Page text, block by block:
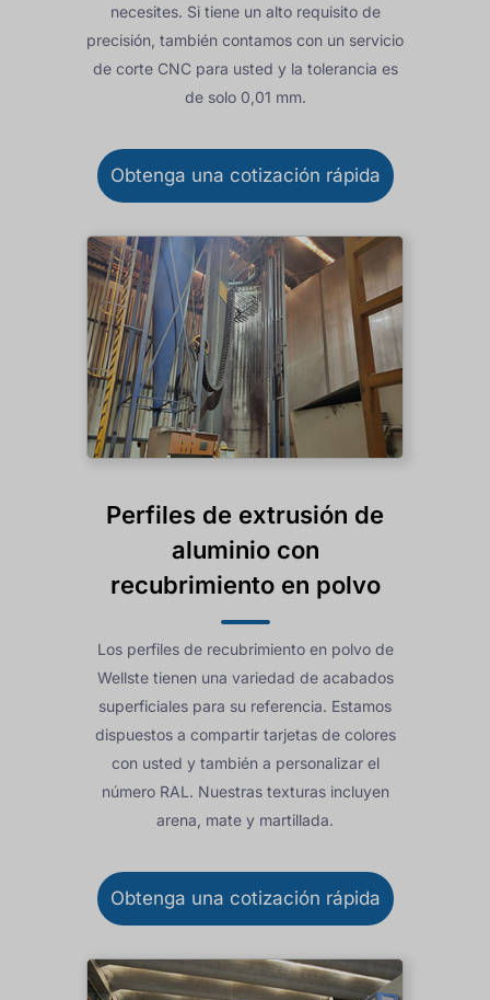
necesites. Si tiene un alto requisito de
precisión, también contamos con un servicio
de corte CNC para usted y la tolerancia es
de solo 0,01 mm.
Obtenga una cotización rápida
Perfiles de extrusión de
aluminio con
recubrimiento en polvo
Los perfiles de recubrimiento en polvo de
Wellste tienen una variedad de acabados
superficiales para su referencia. Estamos
dispuestos a compartir tarjetas de colores
con usted y también a personalizar el
número RAL. Nuestras texturas incluyen
arena, mate y martillada.
Obtenga una cotización rápida